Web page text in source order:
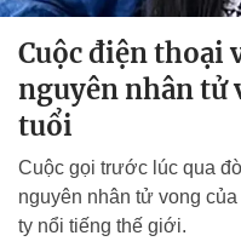
Cuộc điện thoại
nguyên nhân tử
tuổi
Cuộc gọi trước lúc qua
nguyên nhân tử vong
ty nổi tiếng thế giới.